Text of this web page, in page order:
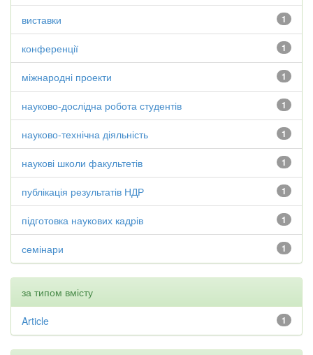
1
виставки
1
конференції
1
міжнародні проекти
1
науково-дослідна робота студентів
1
науково-технічна діяльність
1
наукові школи факультетів
1
публікація результатів НДР
1
підготовка наукових кадрів
1
семінари
за типом вмісту
1
Article